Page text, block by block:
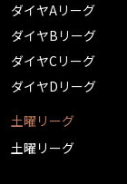
ダイヤAリーグ
ダイヤBリーグ
ダイヤCリーグ
ダイヤDリーグ
土曜リーグ
土曜リーグ